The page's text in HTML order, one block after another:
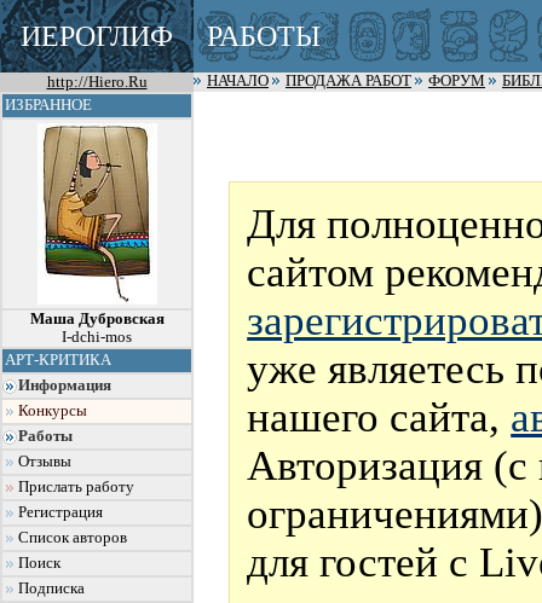
ИЕРОГЛИФ РАБОТЫ
http://Hiero.Ru НАЧАЛО ПРОДАЖА РАБОТ ФОРУМ
ИЗБРАННОЕ
Маша Дубровская
I-dchi-mos
АРТ-КРИТИКА
Информация
Конкурсы
Работы
Отзывы
Прислать работу
Регистрация
Список авторов
Поиск
Подписка
Для
сайтом
уже являетесь
нашего сайта,
Авторизация
для гостей с